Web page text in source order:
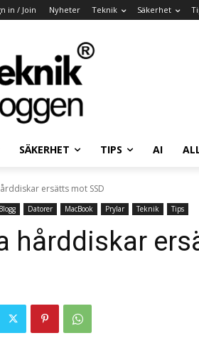
in / Join Nyheter Teknik Säkerhet
SÄKERHET TIPS AI
ersätts mot SSD
Blogg Datorer MacBook Prylar Teknik Tips
hårddiskar